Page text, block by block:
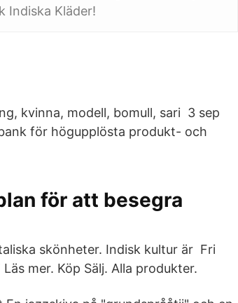
Indiska Kläder!
kvinna, modell, bomull, sari 3 sep
för högupplösta produkt- och
för att besegra
skönheter. Indisk kultur är Fri
mer. Köp Sälj. Alla produkter.